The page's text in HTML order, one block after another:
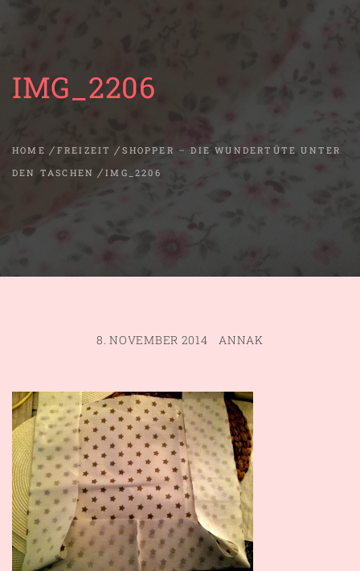
IMG_2206
HOME FREIZEIT
SHOPPER – DIE WUNDERTÜTE UNTER
DEN TASCHEN
IMG_2206
8. NOVEMBER 2014 ANNAK